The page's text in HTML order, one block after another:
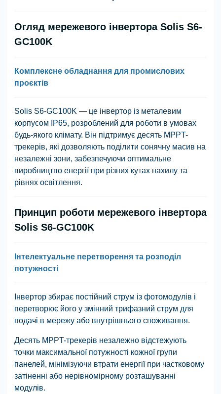
Огляд мережевого інвертора Solis S6-
GC100K
Комплексне обладнання для промислових
проєктів
Solis S6-GC100K — це інвертор із металевим
корпусом IP65, розроблений для роботи в умовах
будь-якого клімату. Він підтримує десять MPPT-
трекерів, які дозволяють поділити сонячну масив на
незалежні зони, забезпечуючи оптимальне
виробництво енергії при різних кутах нахилу та
рівнях освітлення.
Принцип роботи мережевого інвертора
Solis S6-GC100K
Інтелектуальне перетворення та розподіл
потужності
Інвертор збирає постійний струм із фотомодулів і
перетворює його у змінний трифазний струм для
подачі в мережу або внутрішнього споживання.
Десять MPPT-трекерів незалежно відстежують
точки максимальної потужності кожної групи
панелей, мінімізуючи втрати енергії при частковому
затіненні або нерівномірному розташуванні
модулів.